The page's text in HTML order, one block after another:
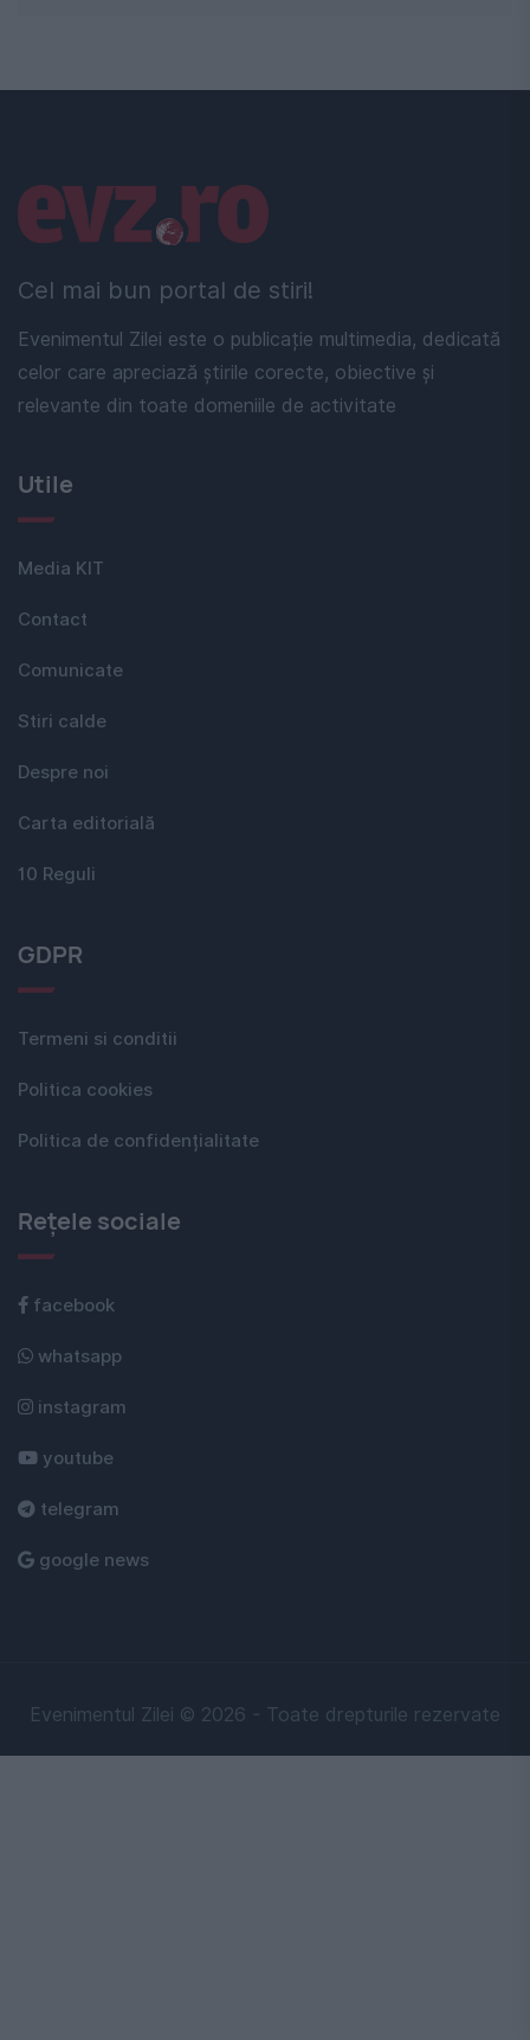
Cel mai bun portal de stiri!
Evenimentul Zilei este o publicație multimedia, dedicată
celor care apreciază știrile corecte, obiective și
relevante din toate domeniile de activitate
Linkuri utile
Utile
Media KIT
Contact
Comunicate
Stiri calde
Despre noi
Carta editorială
10 Reguli
GDPR
Termeni si conditii
Politica cookies
Politica de confidențialitate
Rețele sociale
facebook
whatsapp
instagram
youtube
telegram
google news
Evenimentul Zilei © 2026 - Toate drepturile rezervate